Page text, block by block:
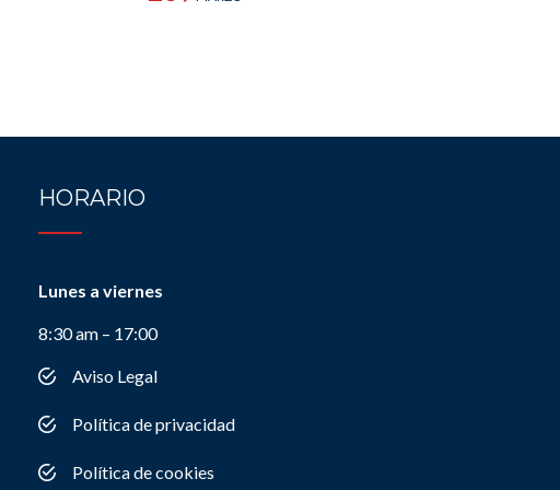
HORARIO
Lunes a viernes
8:30 am – 17:00
Aviso Legal
Política de privacidad
Política de cookies